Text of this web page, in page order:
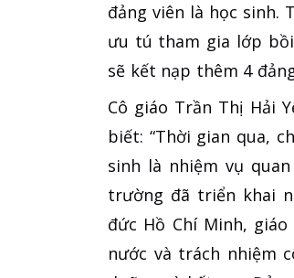
đảng viên là học sinh.
ưu tú tham gia lớp
sẽ kết nạp thêm 4
Cô giáo Trần Thị Hải
biết: “Thời gian qua,
sinh là nhiệm vụ
trường đã triển khai
đức Hồ Chí Minh,
nước và trách nhiệm